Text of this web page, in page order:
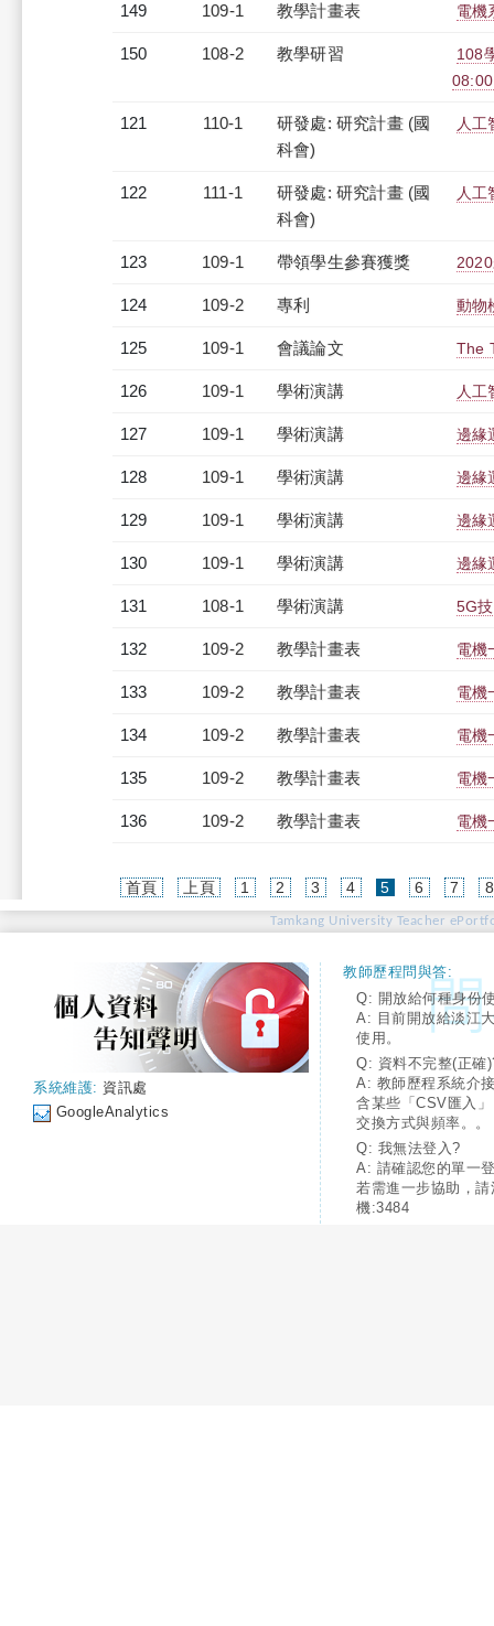
149 109-1 教學計畫表 電機
150 108-2 教學研習
108
121 110-1
研發處: 研究計畫 (國
科會)
人
122 111-1
研發處: 研究計畫 (國
科會)
人
123 109-1 帶領學生參賽獲獎
124 109-2 專利 動物
125 109-1 會議論文 The
126 109-1 學術演講 人工
127 109-1 學術演講 邊緣
128 109-1 學術演講 邊緣
129 109-1 學術演講 邊緣
130 109-1 學術演講 邊緣
131 108-1 學術演講 5G
132 109-2 教學計畫表 電機
133 109-2 教學計畫表 電機
134 109-2 教學計畫表 電機
135 109-2 教學計畫表 電機
136 109-2 教學計畫表 電機
首頁 上頁 1 2 3 4 5(current)
6 7 8
Tamkang University Teacher
系統維護: 資訊處
GoogleAnalytics
教師歷程問與答:
Q: 開放給何種身份
A: 目前開放給淡江
使用。
Q: 資料不完整(正確
A: 教師歷程系統介
含某些「CSV匯入
交換方式與頻率。。
Q: 我無法登入?
A: 請確認您的單一
若需進一步協助，
機:3484